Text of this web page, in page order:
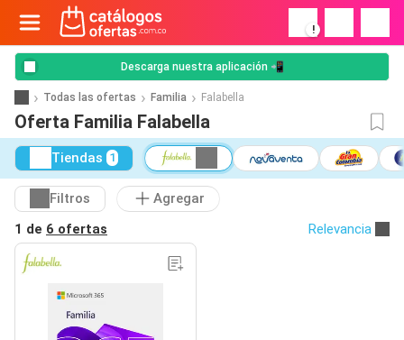
!
Descarga nuestra aplicación 📲
Todas las ofertas Familia Falabella
Oferta Familia Falabella
Tiendas 1
Filtros
Agregar
1 de 6 ofertas Relevancia